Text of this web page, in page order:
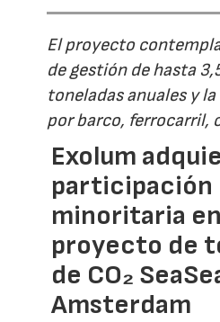
El proyecto
de gestión de hasta
toneladas anuales y
por barco, ferrocarril,
Exolum
participación
minoritaria
proyecto de
de CO₂
Amsterdam